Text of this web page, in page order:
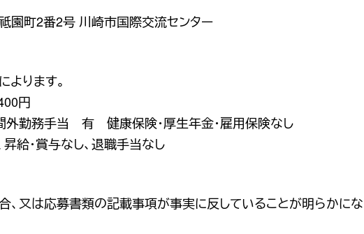
園町2番2号 川崎市国際交流センター
ります。
円
外勤務手当 有 健康保険・厚生年金・雇用保険なし
給・賞与なし、退職手当なし
、又は応募書類の記載事項が事実に反していることが明らかに